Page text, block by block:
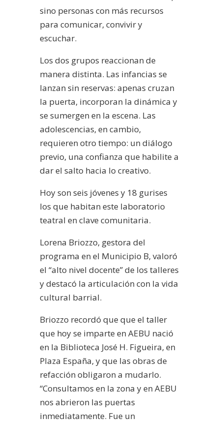
sino personas con más recursos
para comunicar, convivir y
escuchar.
Los dos grupos reaccionan de
manera distinta. Las infancias se
lanzan sin reservas: apenas cruzan
la puerta, incorporan la dinámica y
se sumergen en la escena. Las
adolescencias, en cambio,
requieren otro tiempo: un diálogo
previo, una confianza que habilite a
dar el salto hacia lo creativo.
Hoy son seis jóvenes y 18 gurises
los que habitan este laboratorio
teatral en clave comunitaria.
Lorena Briozzo, gestora del
programa en el Municipio B, valoró
el “alto nivel docente” de los talleres
y destacó la articulación con la vida
cultural barrial.
Briozzo recordó que que el taller
que hoy se imparte en AEBU nació
en la Biblioteca José H. Figueira, en
Plaza España, y que las obras de
refacción obligaron a mudarlo.
“Consultamos en la zona y en AEBU
nos abrieron las puertas
inmediatamente. Fue un